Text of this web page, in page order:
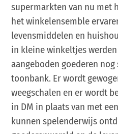
supermarkten van nu met
het winkelensemble
levensmiddelen en
in kleine winkeltjes
aangeboden goederen
toonbank. Er wordt
weegschalen en er wordt
in DM in plaats van met
kunnen spelenderwijs